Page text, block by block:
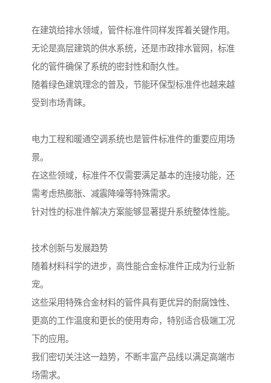
在建筑给排水领域，管件标准件同样发挥着关键作用。
无论是高层建筑的供水系统，还是市政排水管网，标准
化的管件确保了系统的密封性和耐久性。
随着绿色建筑理念的普及，节能环保型标准件也越来越
受到市场青睐。
电力工程和暖通空调系统也是管件标准件的重要应用场
景。
在这些领域，标准件不仅需要满足基本的连接功能，还
需考虑热膨胀、减震降噪等特殊需求。
针对性的标准件解决方案能够显著提升系统整体性能。
技术创新与发展趋势
随着材料科学的进步，高性能合金标准件正成为行业新
宠。
这些采用特殊合金材料的管件具有更优异的耐腐蚀性、
更高的工作温度和更长的使用寿命，特别适合极端工况
下的应用。
我们密切关注这一趋势，不断丰富产品线以满足高端市
场需求。